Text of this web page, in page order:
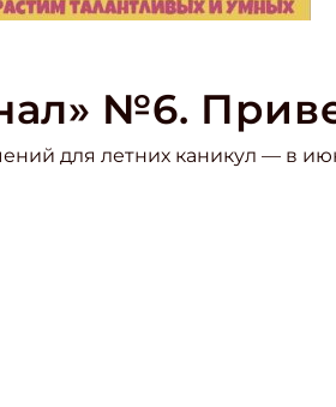
№6.
для летних каникул — в